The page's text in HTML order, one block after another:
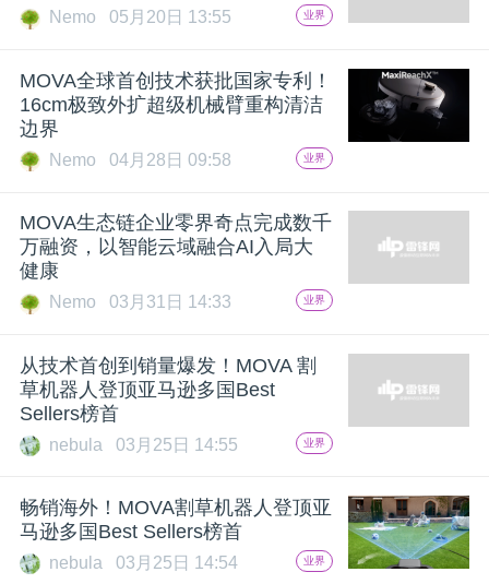
Nemo 05月20日 13:55 业界
MOVA全球首创技术获批国家专利！
16cm极致外扩超级机械臂重构清洁
边界
Nemo 04月28日 09:58 业界
MOVA生态链企业零界奇点完成数千
万融资，以智能云域融合AI入局大
健康
Nemo 03月31日 14:33 业界
从技术首创到销量爆发！MOVA 割
草机器人登顶亚马逊多国Best
Sellers榜首
nebula 03月25日 14:55 业界
畅销海外！MOVA割草机器人登顶亚
马逊多国Best Sellers榜首
nebula 03月25日 14:54 业界